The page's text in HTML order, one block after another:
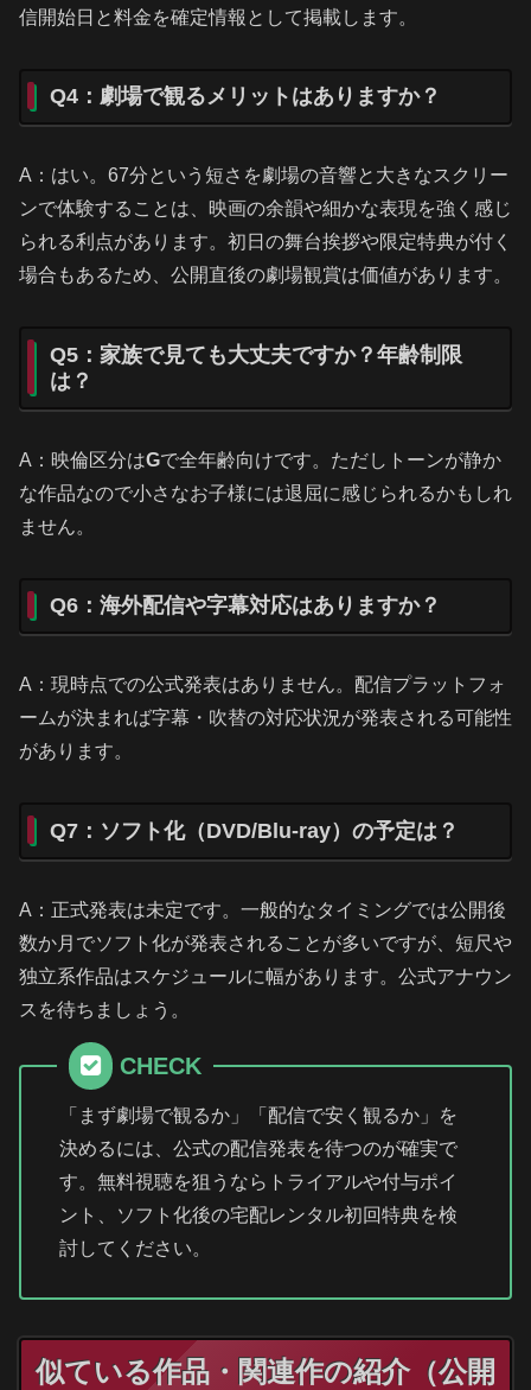
信開始日と料金を確定情報として掲載します。
Q4：劇場で観るメリットはありますか？
A：はい。67分という短さを劇場の音響と大きなスクリー
ンで体験することは、映画の余韻や細かな表現を強く感じ
られる利点があります。初日の舞台挨拶や限定特典が付く
場合もあるため、公開直後の劇場観賞は価値があります。
Q5：家族で見ても大丈夫ですか？年齢制限
は？
A：映倫区分はGで全年齢向けです。ただしトーンが静か
な作品なので小さなお子様には退屈に感じられるかもしれ
ません。
Q6：海外配信や字幕対応はありますか？
A：現時点での公式発表はありません。配信プラットフォ
ームが決まれば字幕・吹替の対応状況が発表される可能性
があります。
Q7：ソフト化（DVD/Blu-ray）の予定は？
A：正式発表は未定です。一般的なタイミングでは公開後
数か月でソフト化が発表されることが多いですが、短尺や
独立系作品はスケジュールに幅があります。公式アナウン
スを待ちましょう。
CHECK
「まず劇場で観るか」「配信で安く観るか」を
決めるには、公式の配信発表を待つのが確実で
す。無料視聴を狙うならトライアルや付与ポイ
ント、ソフト化後の宅配レンタル初回特典を検
討してください。
似ている作品・関連作の紹介（公開